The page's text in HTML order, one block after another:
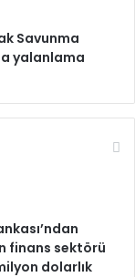
Savunma
yalanlama
finans sektörü
dolarlık